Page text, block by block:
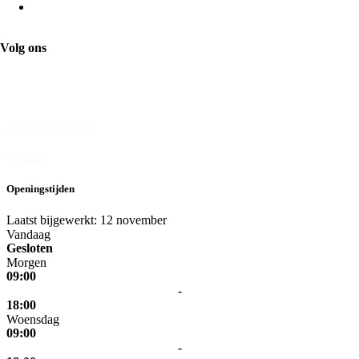
Pearle Opticiens
Volg ons
Openingstijden
Laatst bijgewerkt: 12 november
Vandaag
Gesloten
Morgen
09:00
-
18:00
Woensdag
09:00
-